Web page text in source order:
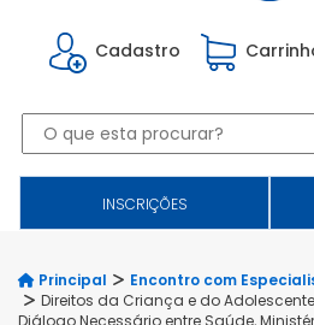
Cadastro
INSCRIÇÕES
Principal
Encontro com
Direitos da Criança e do
Diálogo Necessário entre Saúde,